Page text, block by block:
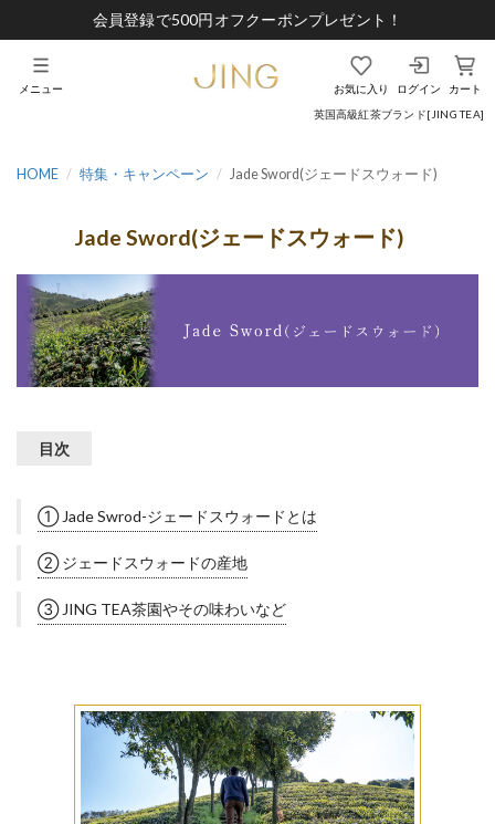
会員登録で500円オフクーポンプレゼント！
英国高級紅茶ブランド[JING TEA]
お気に入り ログイン カート
メニュー
HOME 特集・キャンペーン Jade Sword(ジェードスウォード)
Jade Sword(ジェードスウォード)
目次
① Jade Swrod-ジェードスウォードとは
② ジェードスウォードの産地
③ JING TEA茶園やその味わいなど